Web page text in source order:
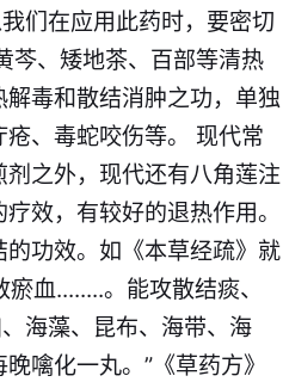
们在应用此药时，要密切
芩、矮地茶、百部等清热
毒和散结消肿之功，单独
、毒蛇咬伤等。 现代常
之外，现代还有八角莲注
效，有较好的退热作用。
功效。如《本草经疏》就
血........。能攻散结痰、
海藻、昆布、海带、海
噙化一丸。”《草药方》